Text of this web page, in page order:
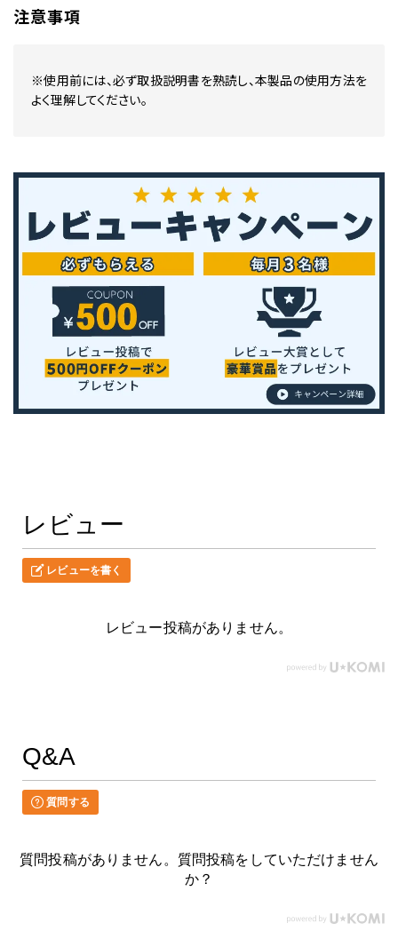
注意事項
※使用前には、必ず取扱説明書を熟読し、本製品の使用方法を
よく理解してください。
レビュー
レビューを書く
レビュー投稿がありません。
Q&A
質問する
質問投稿がありません。質問投稿をしていただけません
か？